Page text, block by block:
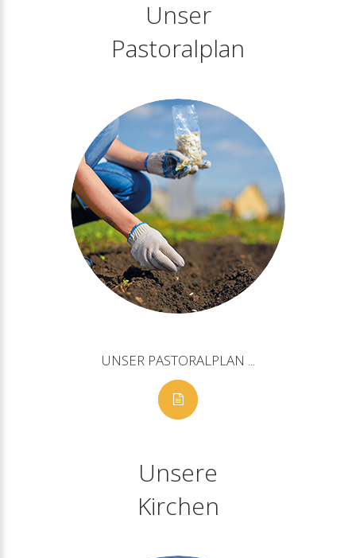
Unser
Pastoralplan
UNSER PASTORALPLAN
Unsere
Kirchen